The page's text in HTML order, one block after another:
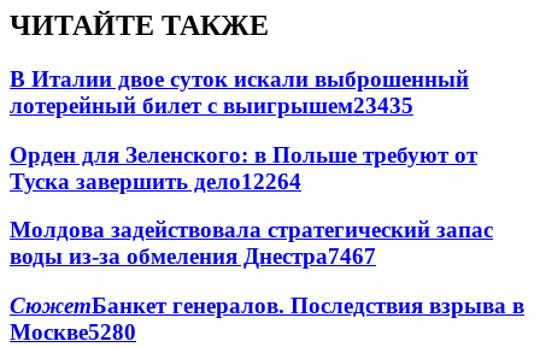
ЧИТАЙТЕ ТАКЖЕ
В Италии двое суток искали выброшенный
лотерейный билет с выигрышем23435
Орден для Зеленского: в Польше требуют от
Туска завершить дело12264
Молдова задействовала стратегический запас
воды из-за обмеления Днестра7467
СюжетБанкет генералов. Последствия взрыва в
Москве5280